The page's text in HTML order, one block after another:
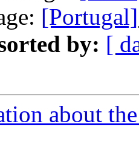
by: [
about